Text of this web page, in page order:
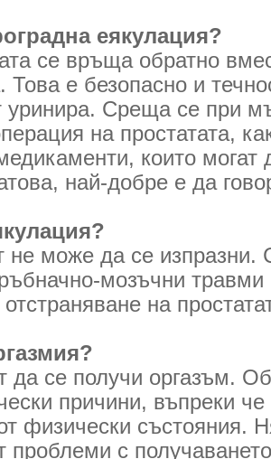
еякулация?
се връща обратно
Това е безопасно и
уринира. Среща се при
на простатата,
които могат
най-добре е да
не може да се
мозъчни
на
да се получи оргазъм.
причини, въпреки
физически състояния.
проблеми с